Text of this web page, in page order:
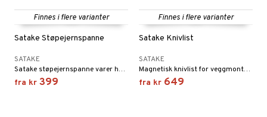
Finnes i flere varianter
Satake Støpejernspanne
SATAKE
Satake støpejernspanne varer hele livet hvis du tar godt vare på den.
fra kr 399
Finnes i flere varianter
Satake Knivlist
SATAKE
Magnetisk knivlist for veggmontering fra Satake.
fra kr 649
og grønnsakskniver
/ Outdoor